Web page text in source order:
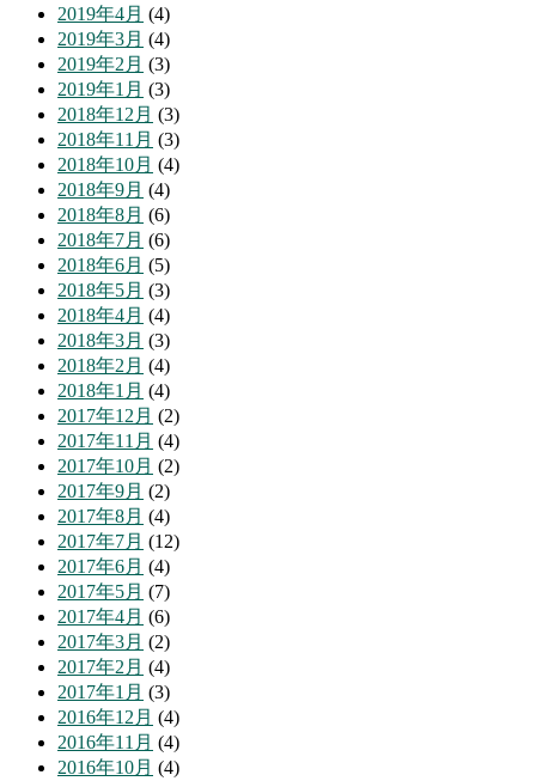
2019年4月 (4)
2019年3月 (4)
2019年2月 (3)
2019年1月 (3)
2018年12月 (3)
2018年11月 (3)
2018年10月 (4)
2018年9月 (4)
2018年8月 (6)
2018年7月 (6)
2018年6月 (5)
2018年5月 (3)
2018年4月 (4)
2018年3月 (3)
2018年2月 (4)
2018年1月 (4)
2017年12月 (2)
2017年11月 (4)
2017年10月 (2)
2017年9月 (2)
2017年8月 (4)
2017年7月 (12)
2017年6月 (4)
2017年5月 (7)
2017年4月 (6)
2017年3月 (2)
2017年2月 (4)
2017年1月 (3)
2016年12月 (4)
2016年11月 (4)
2016年10月 (4)